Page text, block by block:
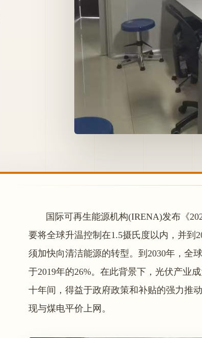
国际可再生能源机构(IRENA)发布《
要将全球升温控制在1.5摄氏度以内，并到
须加快向清洁能源的转型。到2030年，全
于2019年的26%。在此背景下，光伏产业
十年间，得益于政府政策和补贴的强力推
现与煤电平价上网。